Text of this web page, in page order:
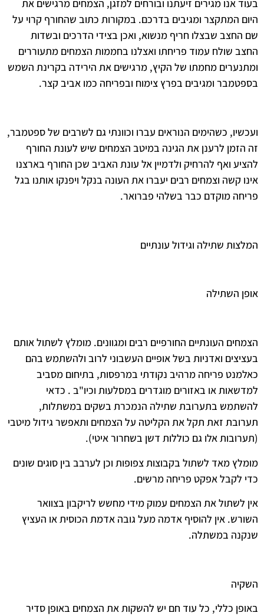
בעוד אנו מגירים זיעתנו ובורחים למזגן, הצמחים מרגישים את
היום המתקצר ומגיבים בדרכם. במקורות כתוב שהחורף קרוי על
שם החצב שבצלו חריף מנשוא, ואכן בצידי הדרכים ובשדות
החצב שולח עמוד פריחתו ואצלנו בחממות הצמחים מתעוררים
ומתנערים מחמתו של הקיץ, מרגישים את הירידה בקרינת השמש
בספטמבר ומגיבים בפרץ צימוח ובפריחה כמו אביב קצר.
ועכשיו, כשהימים הנוראים עברו וכוונתי גם לשרבים של ספטמבר,
זה הזמן לרענן את הגינה במיטב הצמחים שיש לעונת החורף
להציע ואף להרחיק ולדמיין אל עונת האביב שכן החורף בארצנו
אינו קשה וצמחים רבים יעברו את העונה בנקל ויפנקו אותנו בגל
פריחה מוקדם כבר בשלהי פברואר.
המלצות שתילה וגידול עונתיים
אופן השתילה
הצמחים העונתיים החורפיים רבים ומגוונים. מומלץ לשתול אותם
בעציצים ואדניות בשל אופיים העשבוני לרוב ולהשתמש בהם
כאלמנט פריחה מרהיב נקודתי במרפסות, בתיחום מסביב
למדשאות או באזורים מוגדרים במסלעות וכיו"ב . כדאי
להשתמש בתערובת שתילה הנמכרת בשקים במשתלות,
תערובת זאת תקל את הקליטה על הצמחים ותאפשר גידול מיטבי
(תערובות אלו גם כוללות דשן בשחרור איטי).
מומלץ מאד לשתול בקבוצות צפופות וכן לערבב בין סוגים שונים
כדי לקבל אפקט פריחה מרשים.
אין לשתול את הצמחים עמוק מידי מחשש לריקבון בצוואר
השורש. אין להוסיף אדמה מעל גובה אדמת הכוסית או העציץ
שנקנה במשתלה.
השקיה
באופן כללי, כל עוד חם יש להשקות את הצמחים באופן סדיר